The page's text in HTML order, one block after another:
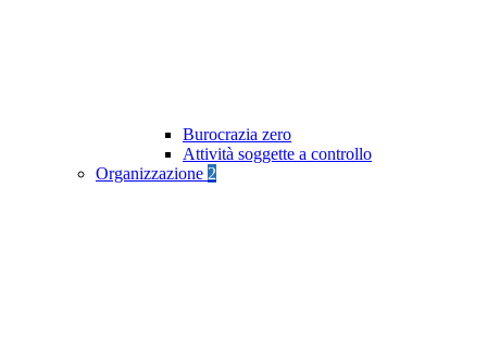
Burocrazia zero
Attività soggette a controllo
Organizzazione 2